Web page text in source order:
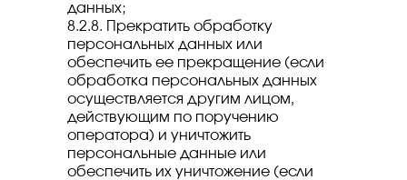
данных;
8.2.8. Прекратить обработку
персональных данных или
обеспечить ее прекращение (если
обработка персональных данных
осуществляется другим лицом,
действующим по поручению
оператора) и уничтожить
персональные данные или
обеспечить их уничтожение (если